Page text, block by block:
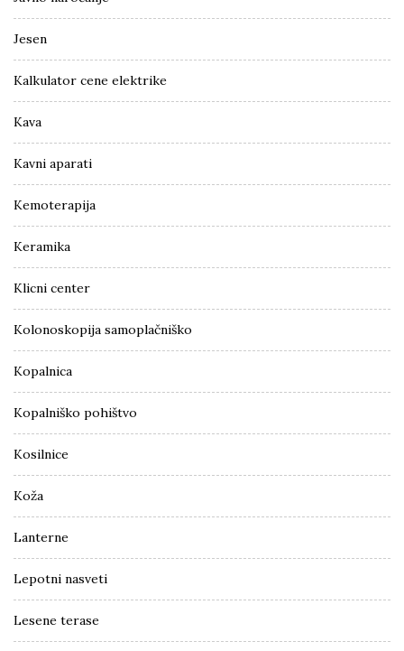
Jesen
Kalkulator cene elektrike
Kava
Kavni aparati
Kemoterapija
Keramika
Klicni center
Kolonoskopija samoplačniško
Kopalnica
Kopalniško pohištvo
Kosilnice
Koža
Lanterne
Lepotni nasveti
Lesene terase